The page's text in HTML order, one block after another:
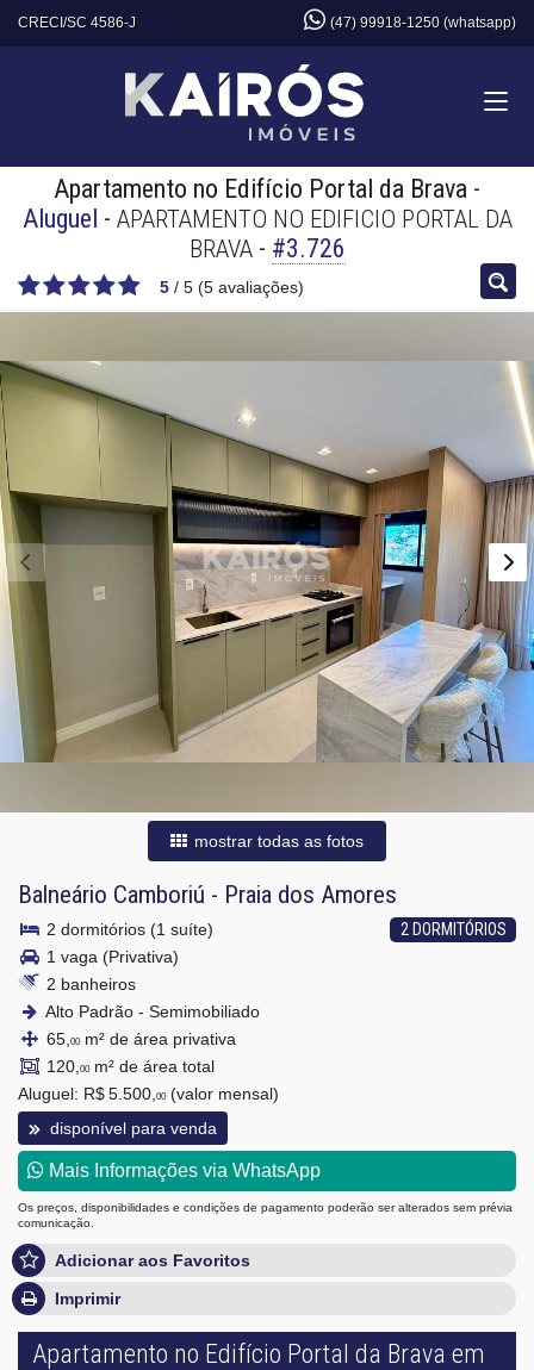
CRECI/SC 4586-J (47) 99918-1250 (whatsapp)
Apartamento no Edifício Portal da Brava -
Aluguel - APARTAMENTO NO EDIFICIO PORTAL DA
BRAVA- #3.726
5 / 5 (5 avaliações)
mostrar todas as fotos
Balneário Camboriú - Praia dos Amores
2 DORMITÓRIOS
2 dormitórios (1 suíte)
1 vaga (Privativa)
2 banheiros
Alto Padrão - Semimobiliado
65, 00m² de área privativa
120, 00m² de área total
Aluguel: R$ 5.500, 00 (valor mensal)
disponível para venda
Mais Informações via WhatsApp
Os preços, disponibilidades e condições de pagamento poderão ser alterados sem prévia
comunicação.
Adicionar aos Favoritos
Imprimir
Apartamento no Edifício Portal da Brava em